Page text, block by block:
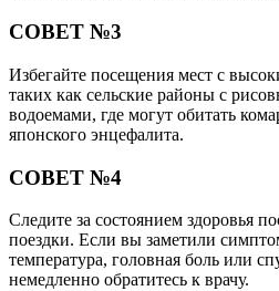
СОВЕТ №3
Избегайте посещения мест с
таких как сельские районы с
водоемами, где могут обитать
японского энцефалита.
СОВЕТ №4
Следите за состоянием здоровья
поездки. Если вы заметили
температура, головная боль или
немедленно обратитесь к врачу.